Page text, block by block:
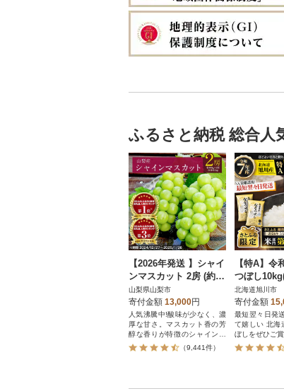
ふるさと納税 総合人
【2026年発送 】シャイ
ンマスカット 2房 (約1k
g) 山梨県産フルーツ 人
気のぶどう
山梨県山梨市
寄付金額 13,000円
人気沸騰中!酸味が少なく、濃
厚な甘さ。マスカット香の芳
醇な香りが特徴のシャインマ
スカット。シャインマスカッ
（9,441件）
【特A】令
つぼし
海道旭川産
とふる限定
北海道旭川市
寄付金額
最短翌々日発
て嬉しい 北海
ぼしをぜひご